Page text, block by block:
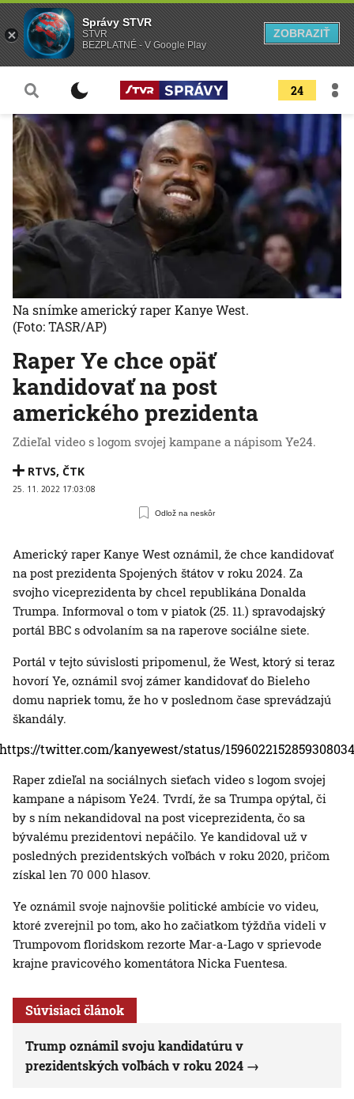
24
Raper Ye chce opäť
kandidovať na post
amerického prezidenta
Zdieľal video s logom svojej kampane a nápisom Ye24.
RTVS, ČTK
25. 11. 2022 17:03:08
Odlož na neskôr
Na snímke americký raper Kanye West.
(Foto: TASR/AP)
Americký raper Kanye West oznámil, že chce kandidovať
na post prezidenta Spojených štátov v roku 2024. Za
svojho viceprezidenta by chcel republikána Donalda
Trumpa. Informoval o tom v piatok (25. 11.) spravodajský
portál BBC s odvolaním sa na raperove sociálne siete.
Portál v tejto súvislosti pripomenul, že West, ktorý si teraz
hovorí Ye, oznámil svoj zámer kandidovať do Bieleho
domu napriek tomu, že ho v poslednom čase sprevádzajú
škandály.
https://twitter.com/kanyewest/status/1596022152859308034
Raper zdieľal na sociálnych sieťach video s logom svojej
kampane a nápisom Ye24. Tvrdí, že sa Trumpa opýtal, či
by s ním nekandidoval na post viceprezidenta, čo sa
bývalému prezidentovi nepáčilo. Ye kandidoval už v
posledných prezidentských voľbách v roku 2020, pričom
získal len 70 000 hlasov.
Ye oznámil svoje najnovšie politické ambície vo videu,
ktoré zverejnil po tom, ako ho začiatkom týždňa videli v
Trumpovom floridskom rezorte Mar-a-Lago v sprievode
krajne pravicového komentátora Nicka Fuentesa.
Súvisiaci článok
Trump oznámil svoju kandidatúru v
prezidentských voľbách v roku 2024
Správy STVR
STVR
BEZPLATNÉ - V Google Play
ZOBRAZIŤ